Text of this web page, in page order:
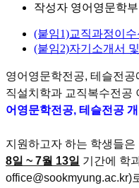
작성자 영어영문학부
(붙임1)교직과정이
(붙임2)자기소개서
영어영문학전공, 테슬전
직설치학과 교직복수전공
어영문학전공, 테슬전공
지원하고자 하는 학생들
8일 ~ 7월 13일 기간에 학
office@sookmyung.ac.kr)